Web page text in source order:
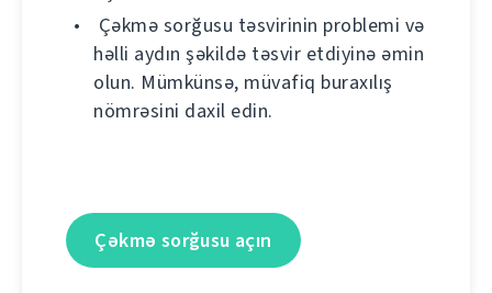
Çəkmə sorğusu təsvirinin problemi və
həlli aydın şəkildə təsvir etdiyinə əmin
olun. Mümkünsə, müvafiq buraxılış
nömrəsini daxil edin.
Çəkmə sorğusu açın